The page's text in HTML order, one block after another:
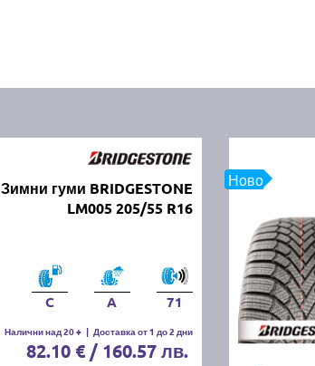
Зимни гуми BRIDGESTONE
LM005 205/55 R16
C A 71
Налични над 20 + | Доставка от 1 до 2 дни
82.10 € / 160.57 лв.
Ново